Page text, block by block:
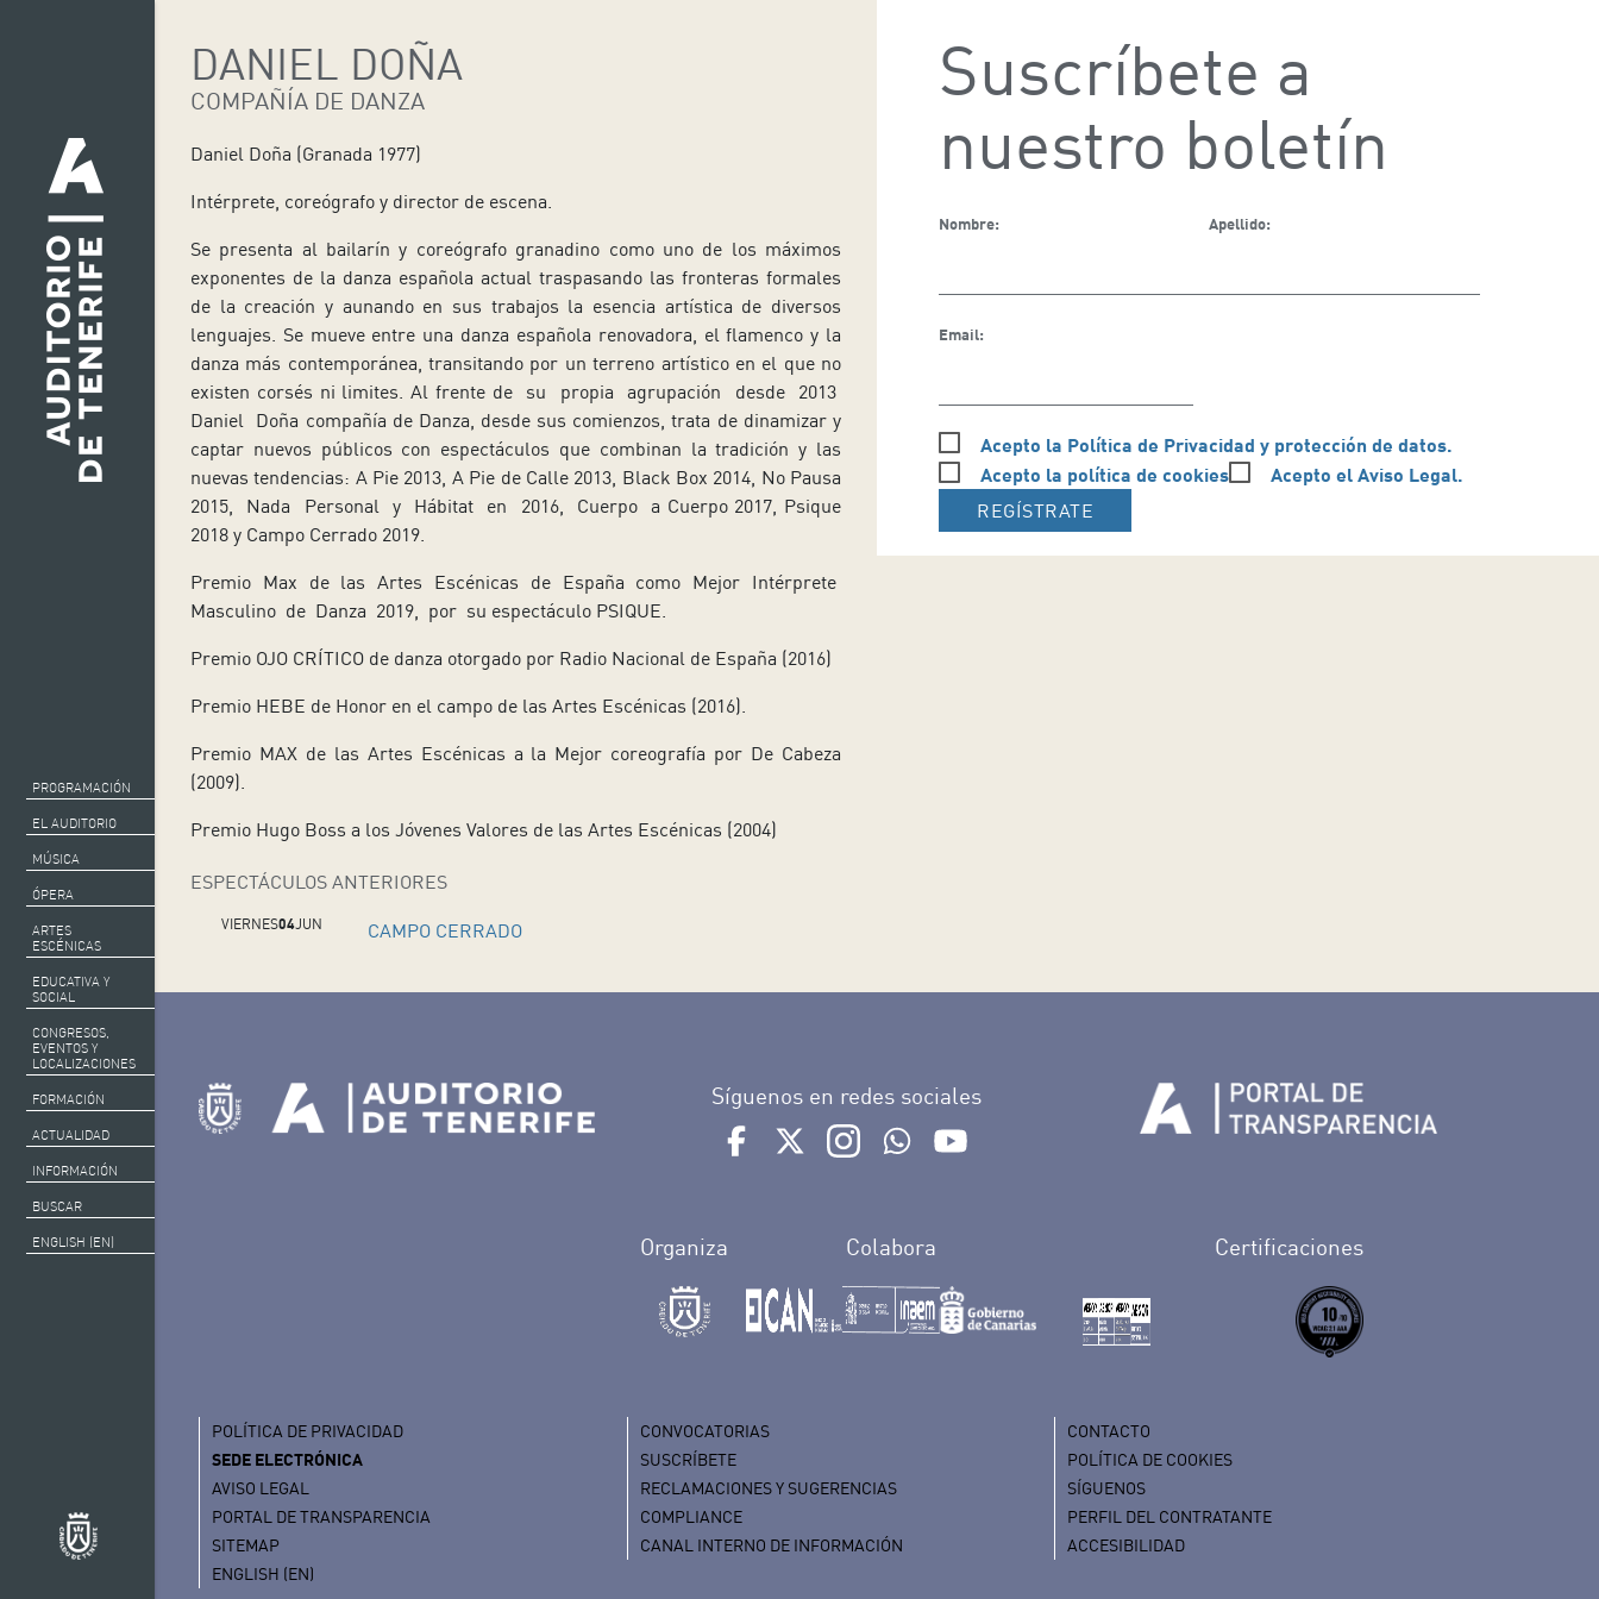
PROGRAMACIÓN
EL AUDITORIO
MÚSICA
ÓPERA
ARTES
ESCÉNICAS
EDUCATIVA Y
SOCIAL
CONGRESOS,
EVENTOS Y
LOCALIZACIONES
FORMACIÓN
ACTUALIDAD
INFORMACIÓN
BUSCAR
ENGLISH (EN)
DANIEL DOÑA
COMPAÑÍA DE DANZA
Daniel Doña (Granada 1977)
Intérprete, coreógrafo y director de escena.
Se presenta al bailarín y coreógrafo granadino como uno de los máximos
exponentes de la danza española actual traspasando las fronteras formales
de la creación y aunando en sus trabajos la esencia artística de diversos
lenguajes. Se mueve entre una danza española renovadora, el flamenco y la
danza más contemporánea, transitando por un terreno artístico en el que no
existen corsés ni limites. Al frente de su propia agrupación desde 2013
Daniel Doña compañía de Danza, desde sus comienzos, trata de dinamizar y
captar nuevos públicos con espectáculos que combinan la tradición y las
nuevas tendencias: A Pie 2013, A Pie de Calle 2013, Black Box 2014, No Pausa
2015, Nada Personal y Hábitat en 2016, Cuerpo a Cuerpo 2017, Psique
2018 y Campo Cerrado 2019.
Premio Max de las Artes Escénicas de España como Mejor Intérprete
Masculino de Danza 2019, por su espectáculo PSIQUE.
Premio OJO CRÍTICO de danza otorgado por Radio Nacional de España (2016)
Premio HEBE de Honor en el campo de las Artes Escénicas (2016).
Premio MAX de las Artes Escénicas a la Mejor coreografía por De Cabeza
(2009).
Premio Hugo Boss a los Jóvenes Valores de las Artes Escénicas (2004)
ESPECTÁCULOS ANTERIORES
VIERNES04JUN CAMPO CERRADO
Suscríbete a
nuestro boletín
Nombre: Apellido:
Email:
Acepto la Política de Privacidad y protección de datos.
Acepto la política de cookies
Acepto el Aviso Legal.
REGÍSTRATE
Síguenos en redes sociales
Ir a perfil de Auditorio de Tenerife en Facebook
Ir a perfil de Auditorio de Tenerife en Twitter
Ir a perfil de Auditorio de Tenerife en Instagram
Ir al Boletín Whatsapp de Auditorio de Tenerife
Ir al perfil de Auditorio de Tenerife en Youtube
Organiza Colabora Certificaciones
POLÍTICA DE PRIVACIDAD CONVOCATORIAS
CONTACTO
SEDE ELECTRÓNICA
SUSCRÍBETE
POLÍTICA DE COOKIES
AVISO LEGAL
RECLAMACIONES Y SUGERENCIAS
SÍGUENOS
PORTAL DE TRANSPARENCIA
COMPLIANCE
PERFIL DEL CONTRATANTE
SITEMAP
CANAL INTERNO DE INFORMACIÓN
ACCESIBILIDAD
ENGLISH (EN)